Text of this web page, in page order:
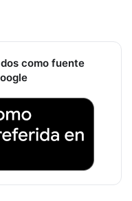
como fuente